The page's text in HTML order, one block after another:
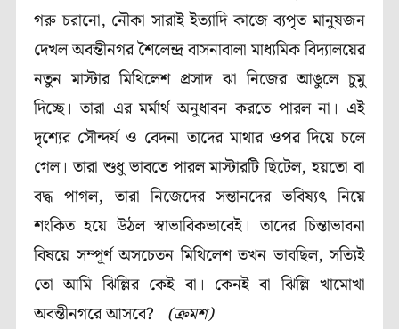
গরু চরানো, নৌকা সারাই ইত্যাদি কাজে ব্যপৃত মানুষজন
দেখল অবন্তীনগর শৈলেন্দ্র বাসনাবালা মাধ্যমিক বিদ্যালয়ের
নতুন মাস্টার মিথিলেশ প্রসাদ ঝা নিজের আঙুলে চুমু
দিচ্ছে। তারা এর মর্মার্থ অনুধাবন করতে পারল না। এই
দৃশ্যের সৌন্দর্য ও বেদনা তাদের মাথার ওপর দিয়ে চলে
গেল। তারা শুধু ভাবতে পারল মাস্টারটি ছিটেল, হয়তো বা
বদ্ধ পাগল, তারা নিজেদের সন্তানদের ভবিষ্যৎ নিয়ে
শংকিত হয়ে উঠল স্বাভাবিকভাবেই। তাদের চিন্তাভাবনা
বিষয়ে সম্পূর্ণ অসচেতন মিথিলেশ তখন ভাবছিল, সত্যিই
তো আমি ঝিল্লির কেই বা। কেনই বা ঝিল্লি খামোখা
অবন্তীনগরে আসবে? (ক্রমশ)